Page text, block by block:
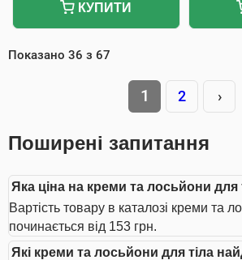
КУПИТИ
Показано 36 з 67
1 2 ›
Поширені запитання
Яка ціна на креми та лосьйони для
Вартість товару в каталозі креми та
починається від 153 грн.
Які креми та лосьйони для тіла